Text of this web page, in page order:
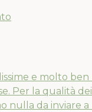
e molto
Per la qualità
nulla da inviare